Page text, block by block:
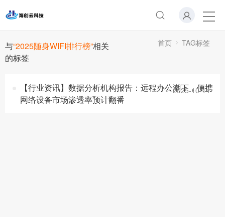
与“2025随身WIFI排行榜”相关
的标签
首页 TAG标签
【行业资讯】数据分析机构报告：远程办公潮下，便携
网络设备市场渗透率预计翻番
2025-10-14